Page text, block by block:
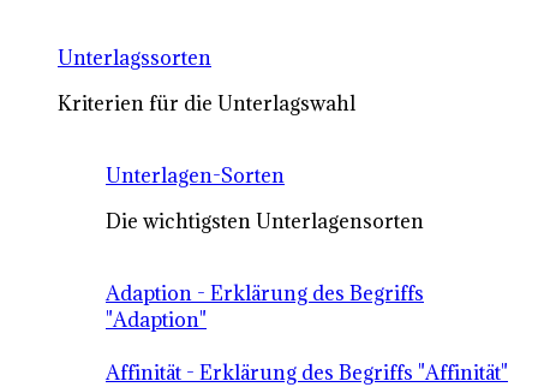
Unterlagssorten
Kriterien für die Unterlagswahl
Unterlagen-Sorten
Die wichtigsten Unterlagensorten
Adaption - Erklärung des Begriffs
"Adaption"
Affinität - Erklärung des Begriffs "Affinität"